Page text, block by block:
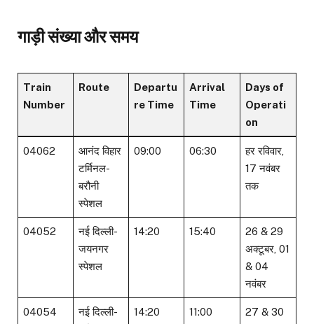
गाड़ी संख्या और समय
Train
Number
Route
Departu
re Time
Arrival
Time
Days of
Operati
on
04062
आनंद विहार
टर्मिनल-
बरौनी
स्पेशल
09:00 06:30
हर रविवार,
17 नवंबर
तक
04052
नई दिल्ली-
जयनगर
स्पेशल
14:20 15:40
26 & 29
अक्टूबर, 01
& 04
नवंबर
04054
नई दिल्ली-
14:20 11:00
27 & 30